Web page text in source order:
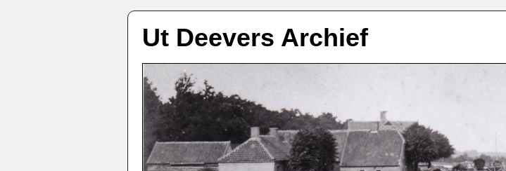
Ut Deevers Archief